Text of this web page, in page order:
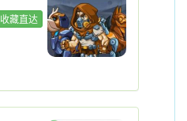
收藏直达